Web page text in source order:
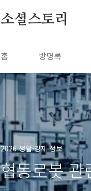
소셜스토리
홈 방명록
2026 생활·경제 정보
협동로봇